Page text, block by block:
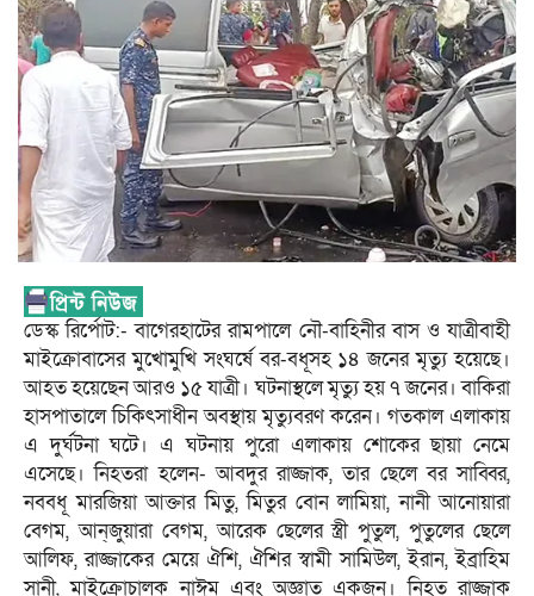
ডেস্ক রির্পোট:- বাগেরহাটের রামপালে নৌ-বাহিনীর বাস ও যাত্রীবাহী
মাইক্রোবাসের মুখোমুখি সংঘর্ষে বর-বধূসহ ১৪ জনের মৃত্যু হয়েছে।
আহত হয়েছেন আরও ১৫ যাত্রী। ঘটনাস্থলে মৃত্যু হয় ৭ জনের। বাকিরা
হাসপাতালে চিকিৎসাধীন অবস্থায় মৃত্যুবরণ করেন। গতকাল এলাকায়
এ দুর্ঘটনা ঘটে। এ ঘটনায় পুরো এলাকায় শোকের ছায়া নেমে
এসেছে। নিহতরা হলেন- আবদুর রাজ্জাক, তার ছেলে বর সাব্বির,
নববধূ মারজিয়া আক্তার মিতু, মিতুর বোন লামিয়া, নানী আনোয়ারা
বেগম, আন্‌জুয়ারা বেগম, আরেক ছেলের স্ত্রী পুতুল, পুতুলের ছেলে
আলিফ, রাজ্জাকের মেয়ে ঐশি, ঐশির স্বামী সামিউল, ইরান, ইব্রাহিম
সানী, মাইক্রোচালক নাঈম এবং অজ্ঞাত একজন। নিহত রাজ্জাক